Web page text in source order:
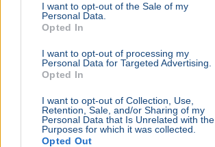
I want to opt-out of the Sale of my
Personal Data.
Opted In
I want to opt-out of processing my
Personal Data for Targeted Advertising.
Opted In
I want to opt-out of Collection, Use,
Retention, Sale, and/or Sharing of my
Personal Data that Is Unrelated with the
Purposes for which it was collected.
Opted Out